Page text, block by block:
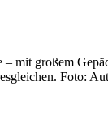
mit großem
Foto: